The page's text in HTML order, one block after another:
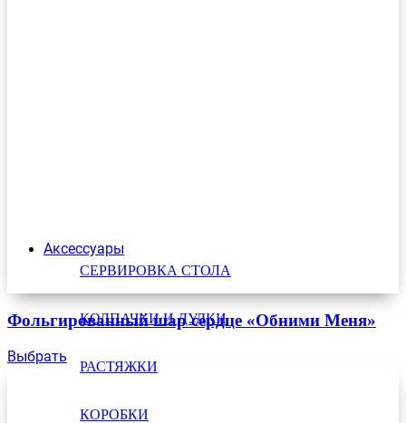
Аксессуары
СЕРВИРОВКА СТОЛА
КОЛПАЧКИ И ДУДКИ
РАСТЯЖКИ
КОРОБКИ
Фольгированный шар сердце «Обними Меня»
Выбрать